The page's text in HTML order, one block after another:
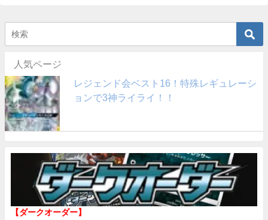
人気ページ
レジェンド会ベスト16！特殊レギュレーシ
ョンで3神ライライ！！
【ダークオーダー】